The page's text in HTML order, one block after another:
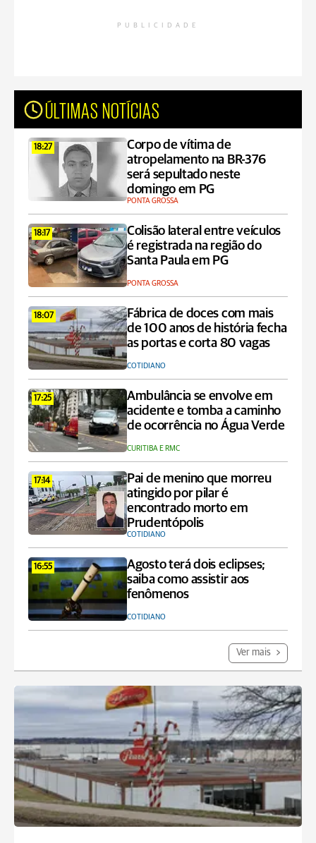
PUBLICIDADE
ÚLTIMAS NOTÍCIAS
18:27
Corpo de vítima de
atropelamento na BR-376
será sepultado neste
domingo em PG
PONTA GROSSA
18:17
Colisão lateral entre veículos
é registrada na região do
Santa Paula em PG
PONTA GROSSA
18:07
Fábrica de doces com mais
de 100 anos de história fecha
as portas e corta 80 vagas
COTIDIANO
17:25
Ambulância se envolve em
acidente e tomba a caminho
de ocorrência no Água Verde
CURITIBA E RMC
17:14
Pai de menino que morreu
atingido por pilar é
encontrado morto em
Prudentópolis
COTIDIANO
16:55
Agosto terá dois eclipses;
saiba como assistir aos
fenômenos
COTIDIANO
Ver mais